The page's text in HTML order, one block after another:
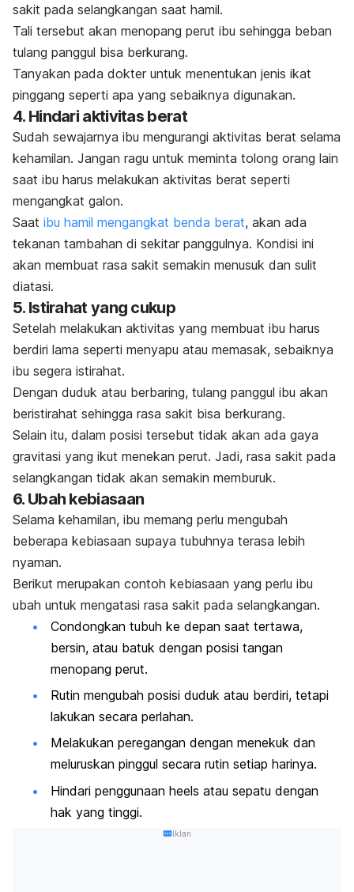
sakit pada selangkangan saat hamil.
Tali tersebut akan menopang perut ibu sehingga beban
tulang panggul bisa berkurang.
Tanyakan pada dokter untuk menentukan jenis ikat
pinggang seperti apa yang sebaiknya digunakan.
4. Hindari aktivitas berat
Sudah sewajarnya ibu mengurangi aktivitas berat selama
kehamilan. Jangan ragu untuk meminta tolong orang lain
saat ibu harus melakukan aktivitas berat seperti
mengangkat galon.
Saat ibu hamil mengangkat benda berat, akan ada
tekanan tambahan di sekitar panggulnya. Kondisi ini
akan membuat rasa sakit semakin menusuk dan sulit
diatasi.
5. Istirahat yang cukup
Setelah melakukan aktivitas yang membuat ibu harus
berdiri lama seperti menyapu atau memasak, sebaiknya
ibu segera istirahat.
Dengan duduk atau berbaring, tulang panggul ibu akan
beristirahat sehingga rasa sakit bisa berkurang.
Selain itu, dalam posisi tersebut tidak akan ada gaya
gravitasi yang ikut menekan perut. Jadi, rasa sakit pada
selangkangan tidak akan semakin memburuk.
6. Ubah kebiasaan
Selama kehamilan, ibu memang perlu mengubah
beberapa kebiasaan supaya tubuhnya terasa lebih
nyaman.
Berikut merupakan contoh kebiasaan yang perlu ibu
ubah untuk mengatasi rasa sakit pada selangkangan.
Condongkan tubuh ke depan saat tertawa,
bersin, atau batuk dengan posisi tangan
menopang perut.
Rutin mengubah posisi duduk atau berdiri, tetapi
lakukan secara perlahan.
Melakukan peregangan dengan menekuk dan
meluruskan pinggul secara rutin setiap harinya.
Hindari penggunaan heels atau sepatu dengan
hak yang tinggi.
Iklan